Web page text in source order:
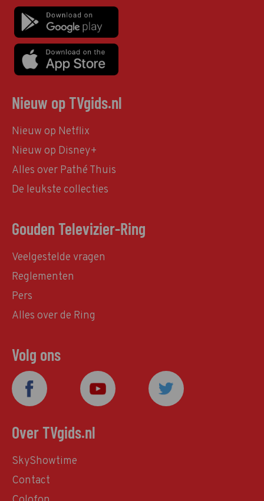
Nieuw op TVgids.nl
Nieuw op Netflix
Nieuw op Disney+
Alles over Pathé Thuis
De leukste collecties
Gouden Televizier-Ring
Veelgestelde vragen
Reglementen
Pers
Alles over de Ring
Volg ons
Over TVgids.nl
SkyShowtime
Contact